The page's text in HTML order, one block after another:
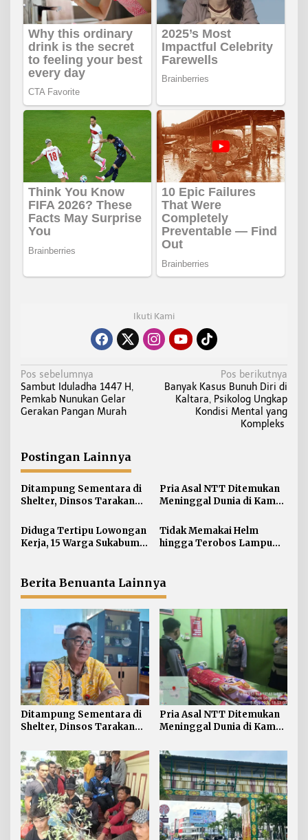
Ikuti Kami
N
a
v
a
s
i
p
o
s
Pos sebelumnya
Sambut Iduladha 1447 H,
Pemkab Nunukan Gelar
Gerakan Pangan Murah
Pos berikutnya
Banyak Kasus Bunuh Diri di
Kaltara, Psikolog Ungkap
Kondisi Mental yang
Kompleks
Postingan Lainnya
Ditampung Sementara di
Shelter, Dinsos Tarakan
Pekerja Asal Jawa Barat
Pria Asal NTT Ditemukan
Meninggal Dunia di Kamar
Diduga Tertipu Lowongan
Kerja, 15 Warga Sukabumi
Tidak Memakai Helm
hingga Terobos Lampu
Tarakan
Berita Benuanta Lainnya
Ditampung Sementara di
Shelter, Dinsos Tarakan
Pekerja Asal Jawa Barat
Pria Asal NTT Ditemukan
Meninggal Dunia di Kamar